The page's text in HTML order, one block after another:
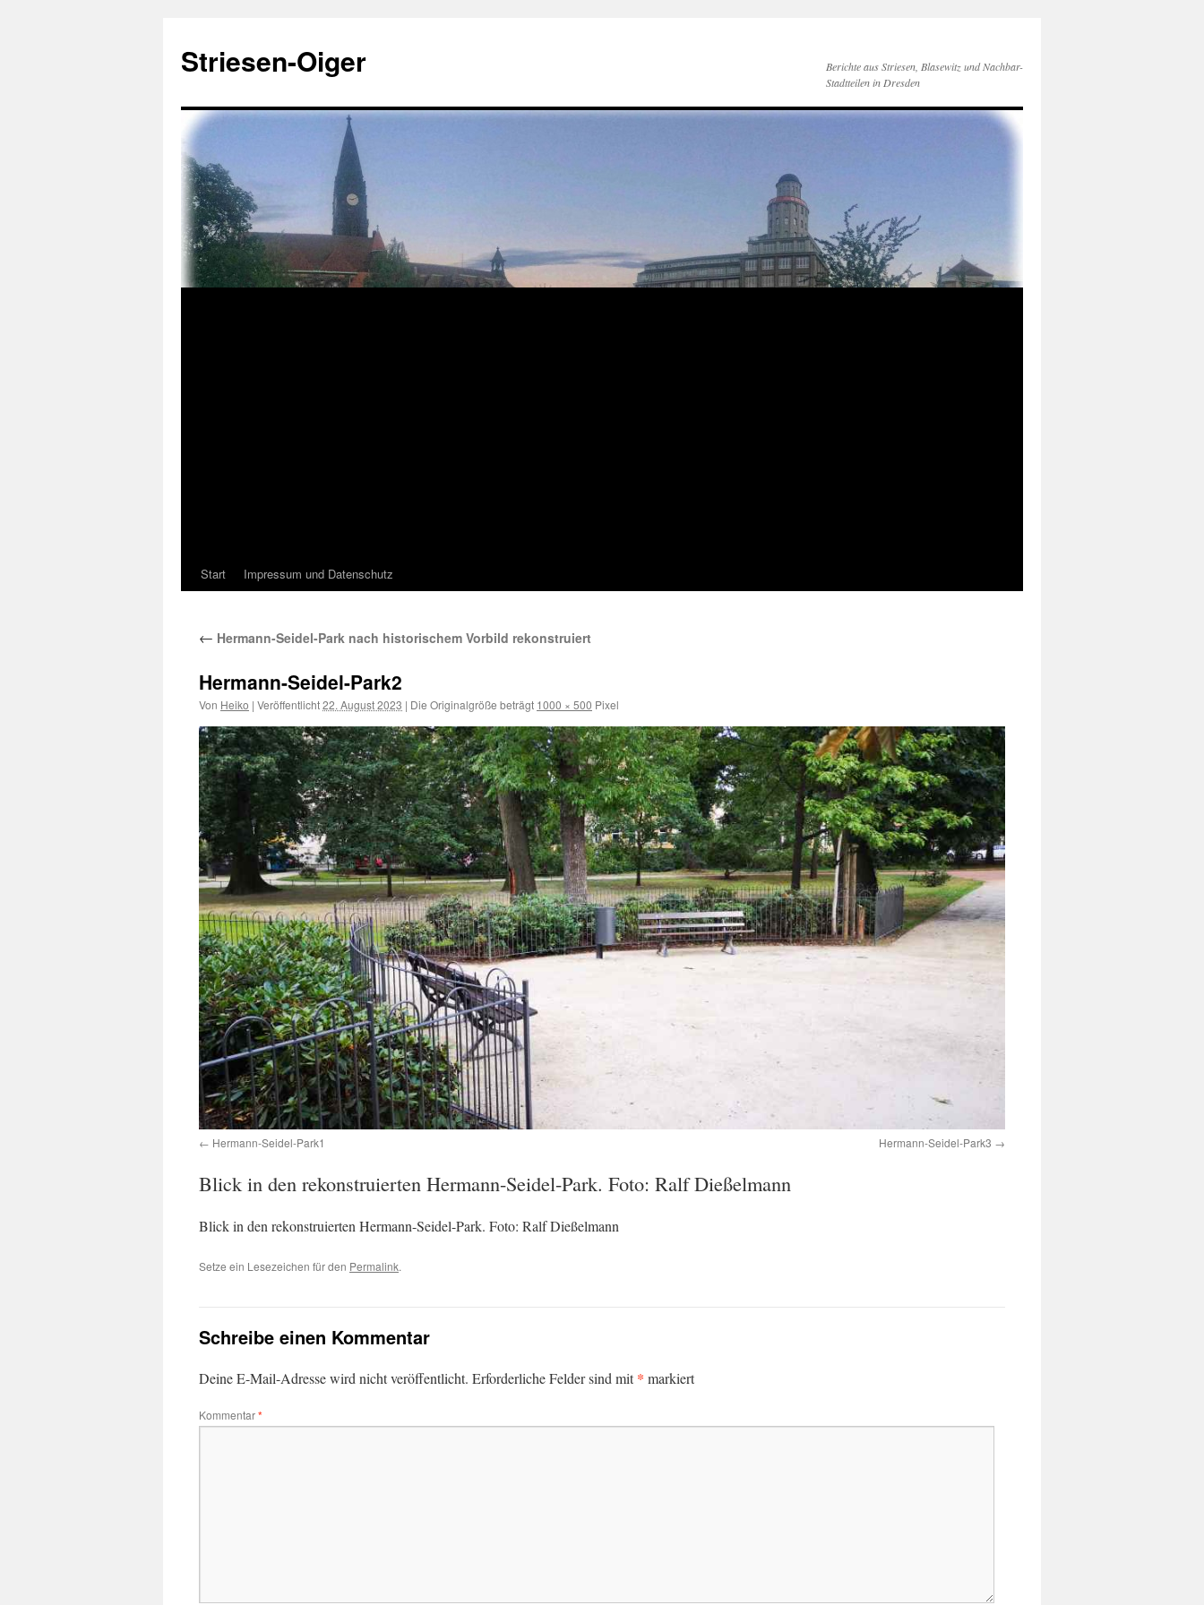
springen
Striesen-Oiger
Berichte aus Striesen, Blasewitz und Nachbar-
Stadtteilen in Dresden
Start Impressum und Datenschutz
← Hermann-Seidel-Park nach historischem Vorbild rekonstruiert
Hermann-Seidel-Park2
Von Heiko | Veröffentlicht22. August 2023 | Die Originalgröße beträgt 1000 × 500 Pixel
Hermann-Seidel-Park1 Hermann-Seidel-Park3
Blick in den rekonstruierten Hermann-Seidel-Park. Foto: Ralf Dießelmann
Blick in den rekonstruierten Hermann-Seidel-Park. Foto: Ralf Dießelmann
Setze ein Lesezeichen für den Permalink.
Schreibe einen Kommentar
Deine E-Mail-Adresse wird nicht veröffentlicht. Erforderliche Felder sind mit* markiert
Kommentar*